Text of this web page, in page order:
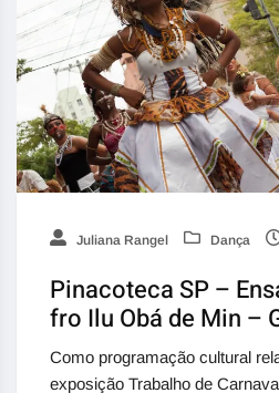
Juliana Rangel Dança
Pinacoteca SP –
fro Ilu Obá de Min –
Como programação cultural
exposição Trabalho de